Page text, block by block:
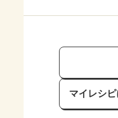
マイレシ
保存済み